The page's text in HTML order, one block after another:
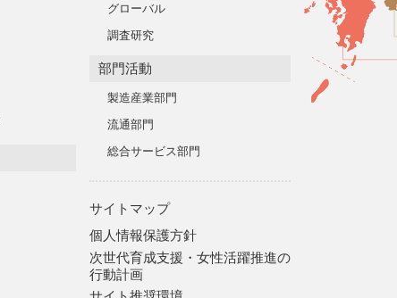
グローバル
調査研究
部門活動
製造産業部門
流通部門
総合サービス部門
サイトマップ
個人情報保護方針
次世代育成支援・女性活躍推進の
行動計画